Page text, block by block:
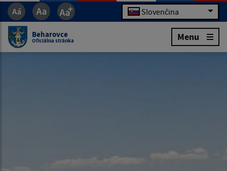
Slovenčina
Beharovce
Oficiálna stránka Menu